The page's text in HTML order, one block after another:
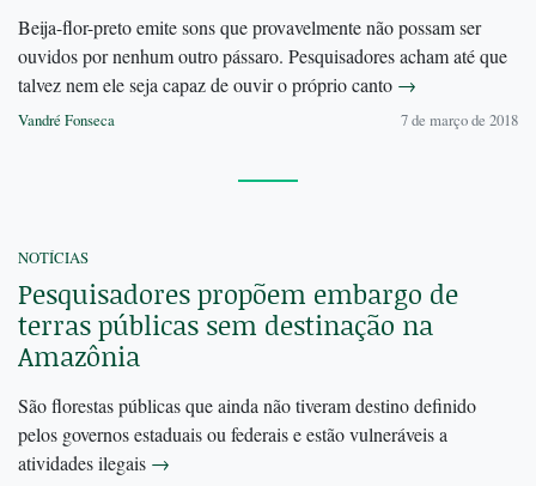
Beija-flor-preto emite sons que provavelmente não possam ser
ouvidos por nenhum outro pássaro. Pesquisadores acham até que
talvez nem ele seja capaz de ouvir o próprio canto →
Vandré Fonseca 7 de março de 2018
NOTÍCIAS
Pesquisadores propõem embargo de
terras públicas sem destinação na
Amazônia
São florestas públicas que ainda não tiveram destino definido
pelos governos estaduais ou federais e estão vulneráveis a
atividades ilegais →